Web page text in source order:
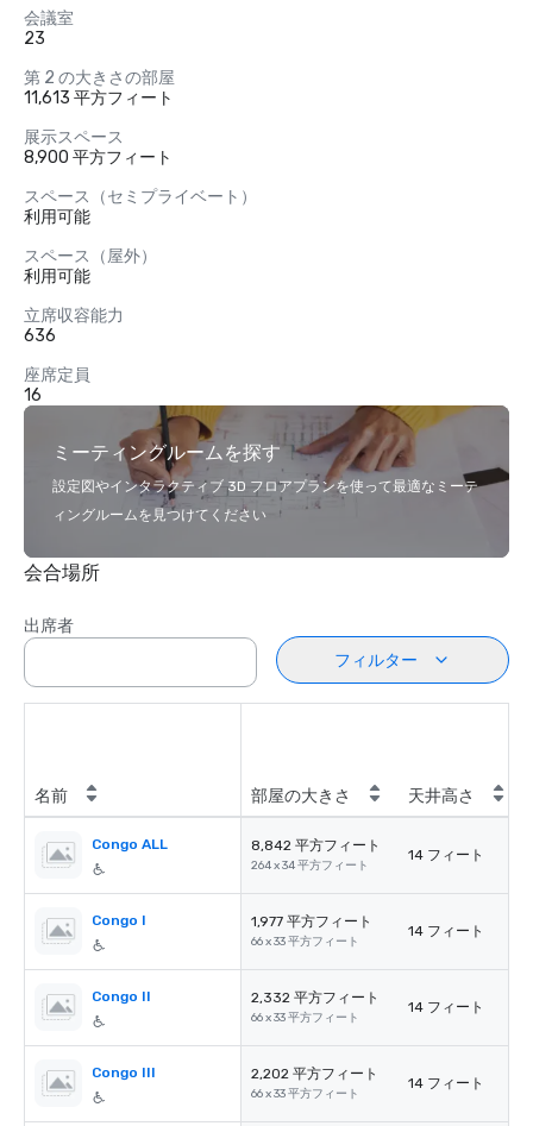
会議室
23
第 2 の大きさの部屋
11,613 平方フィート
展示スペース
8,900 平方フィート
スペース（セミプライベート）
利用可能
スペース（屋外）
利用可能
立席収容能力
636
座席定員
16
ミーティングルームを探す
設定図やインタラクティブ 3D フロアプランを使って最適なミーテ
ィングルームを見つけてください
会合場所
出席者
フィルター
名前 部屋の大きさ 天井高さ
Congo ALL 8,842 平方フィート
264 x 34 平方フィート
14 フィート
Congo I 1,977 平方フィート
66 x 33 平方フィート
14 フィート
Congo II 2,332 平方フィート
66 x 33 平方フィート
14 フィート
Congo III 2,202 平方フィート
66 x 33 平方フィート
14 フィート